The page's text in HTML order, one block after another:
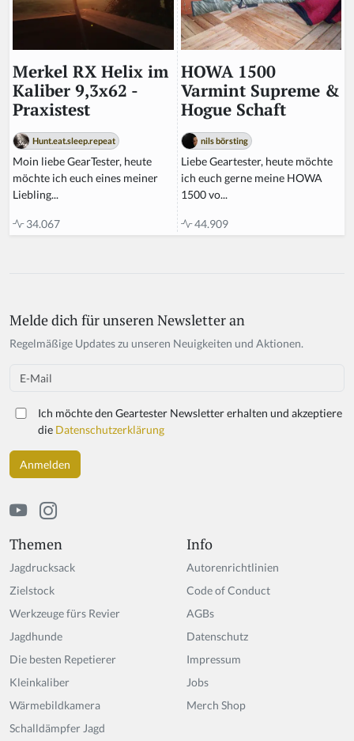
Merkel RX Helix im
Kaliber 9,3x62 -
Praxistest
Hunt.eat.sleep.repeat
Moin liebe GearTester, heute
möchte ich euch eines meiner
Liebling...
34.067
HOWA 1500
Varmint Supreme &
Hogue Schaft
nils börsting
Liebe Geartester, heute möchte
ich euch gerne meine HOWA
1500 vo...
44.909
Themen
Jagdrucksack
Zielstock
Werkzeuge fürs Revier
Jagdhunde
Die besten Repetierer
Kleinkaliber
Wärmebildkamera
Schalldämpfer Jagd
Info
Autorenrichtlinien
Code of Conduct
AGBs
Datenschutz
Impressum
Jobs
Merch Shop
If
y
h
a
n,
ig
n
o
r
t
hi
s
el
d
Melde dich für unseren Newsletter an
Regelmäßige Updates zu unseren Neuigkeiten und Aktionen.
Email
Ich möchte den Geartester Newsletter erhalten und akzeptiere
die Datenschutzerklärung